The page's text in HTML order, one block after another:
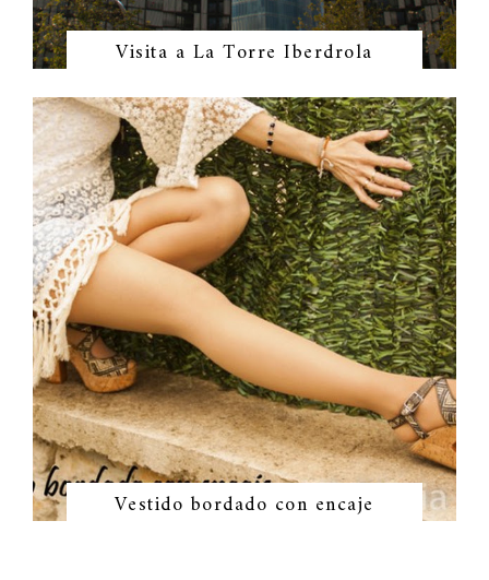
Visita a La Torre Iberdrola
Vestido bordado con encaje